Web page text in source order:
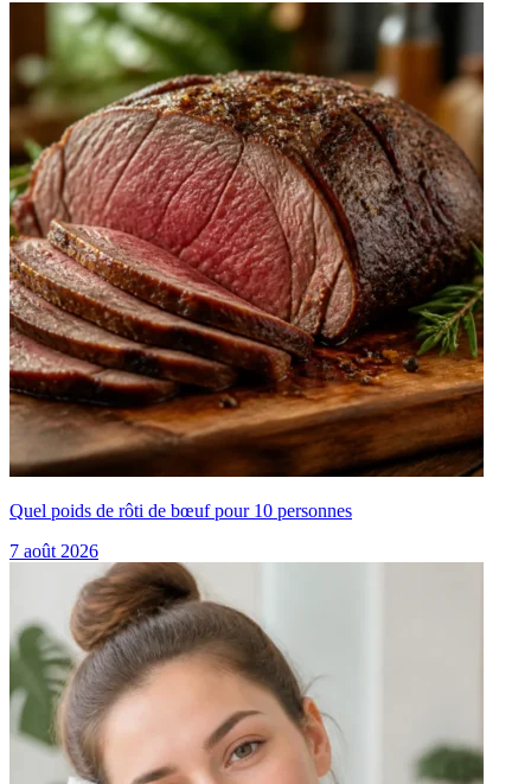
Quel poids de rôti de bœuf pour 10 personnes
7 août 2026